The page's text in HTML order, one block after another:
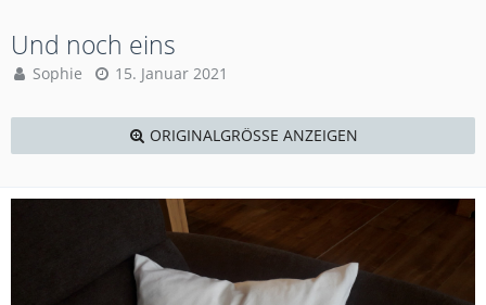
Und noch eins
Sophie 15. Januar 2021
ORIGINALGRÖSSE ANZEIGEN